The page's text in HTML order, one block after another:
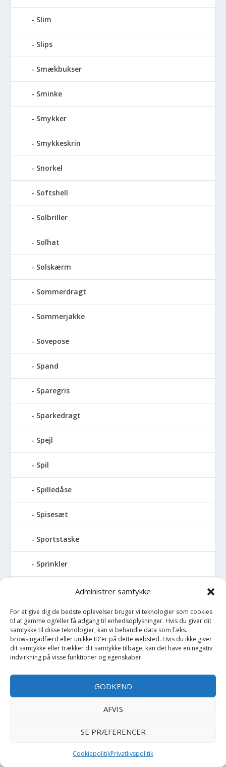
Administrer samtykke
For at give dig de bedste oplevelser bruger vi teknologier som cookies
til at gemme og/eller få adgang til enhedsoplysninger. Hvis du giver dit
samtykke til disse teknologier, kan vi behandle data som f.eks.
browsingadfærd eller unikke ID'er på dette websted. Hvis du ikke giver
dit samtykke eller trækker dit samtykke tilbage, kan det have en negativ
indvirkning på visse funktioner og egenskaber.
GODKEND
AFVIS
SE PRÆFERENCER
CookiepolitikPrivatlivspolitik
Slim
Slips
Smækbukser
Sminke
Smykker
Smykkeskrin
Snorkel
Softshell
Solbriller
Solhat
Solskærm
Sommerdragt
Sommerjakke
Sovepose
Spand
Sparegris
Sparkedragt
Spejl
Spil
Spilledåse
Spisesæt
Sportstaske
Sprinkler
Stablelegetøj
Stofble
Stofbog
Stol
Strømpebukser